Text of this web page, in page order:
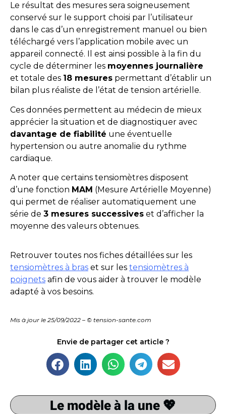
Le résultat des mesures sera soigneusement
conservé sur le support choisi par l’utilisateur
dans le cas d’un enregistrement manuel ou bien
téléchargé vers l’application mobile avec un
appareil connecté. Il est ainsi possible à la fin du
cycle de déterminer les moyennes journalière
et totale des 18 mesures permettant d’établir un
bilan plus réaliste de l’état de tension artérielle.
Ces données permettent au médecin de mieux
apprécier la situation et de diagnostiquer avec
davantage de fiabilité une éventuelle
hypertension ou autre anomalie du rythme
cardiaque.
A noter que certains tensiomètres disposent
d’une fonction MAM (Mesure Artérielle Moyenne)
qui permet de réaliser automatiquement une
série de 3 mesures successives et d’afficher la
moyenne des valeurs obtenues.
Retrouver toutes nos fiches détaillées sur les
tensiomètres à bras et sur les tensiomètres à
poignets afin de vous aider à trouver le modèle
adapté à vos besoins.
Mis à jour le 25/09/2022 – © tension-sante.com
Envie de partager cet article ?
Le modèle à la une 💖